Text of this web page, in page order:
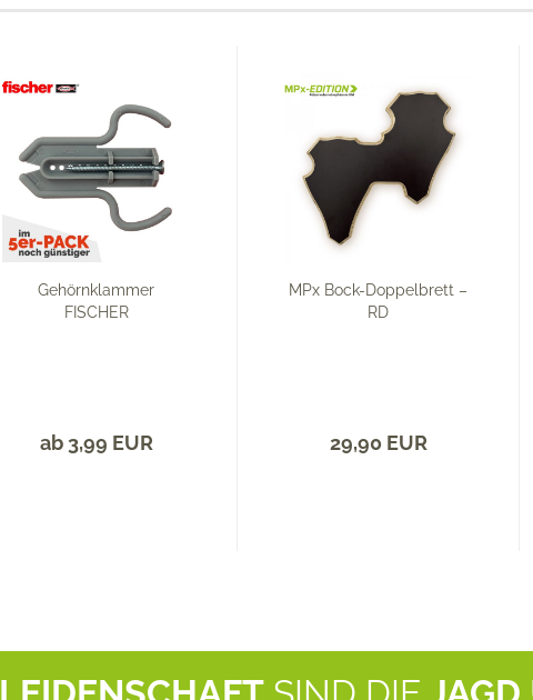
Gehörnklammer
FISCHER
ab 3,99 EUR
MPx Bock-Doppelbrett –
RD
29,90 EUR